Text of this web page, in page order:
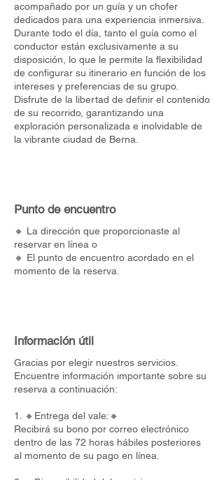
acompañado por un guía y un chofer
dedicados para una experiencia inmersiva.
Durante todo el día, tanto el guía como el
conductor están exclusivamente a su
disposición, lo que le permite la flexibilidad
de configurar su itinerario en función de los
intereses y preferencias de su grupo.
Disfrute de la libertad de definir el contenido
de su recorrido, garantizando una
exploración personalizada e inolvidable de
la vibrante ciudad de Berna.
Punto de encuentro
🔸 La dirección que proporcionaste al
reservar en línea o
🔸 El punto de encuentro acordado en el
momento de la reserva.
Información útil
Gracias por elegir nuestros servicios.
Encuentre información importante sobre su
reserva a continuación:
1. 🔸Entrega del vale:🔸
Recibirá su bono por correo electrónico
dentro de las 72 horas hábiles posteriores
al momento de su pago en línea.